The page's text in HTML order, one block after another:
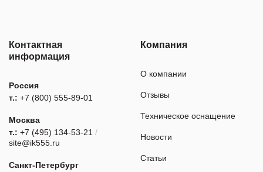
Контактная
информация
Россия
т.: +7 (800) 555-89-01
Москва
т.: +7 (495) 134-53-21 /
site@ik555.ru
Санкт-Петербург
Компания
О компании
Отзывы
Техническое оснащение
Новости
Статьи